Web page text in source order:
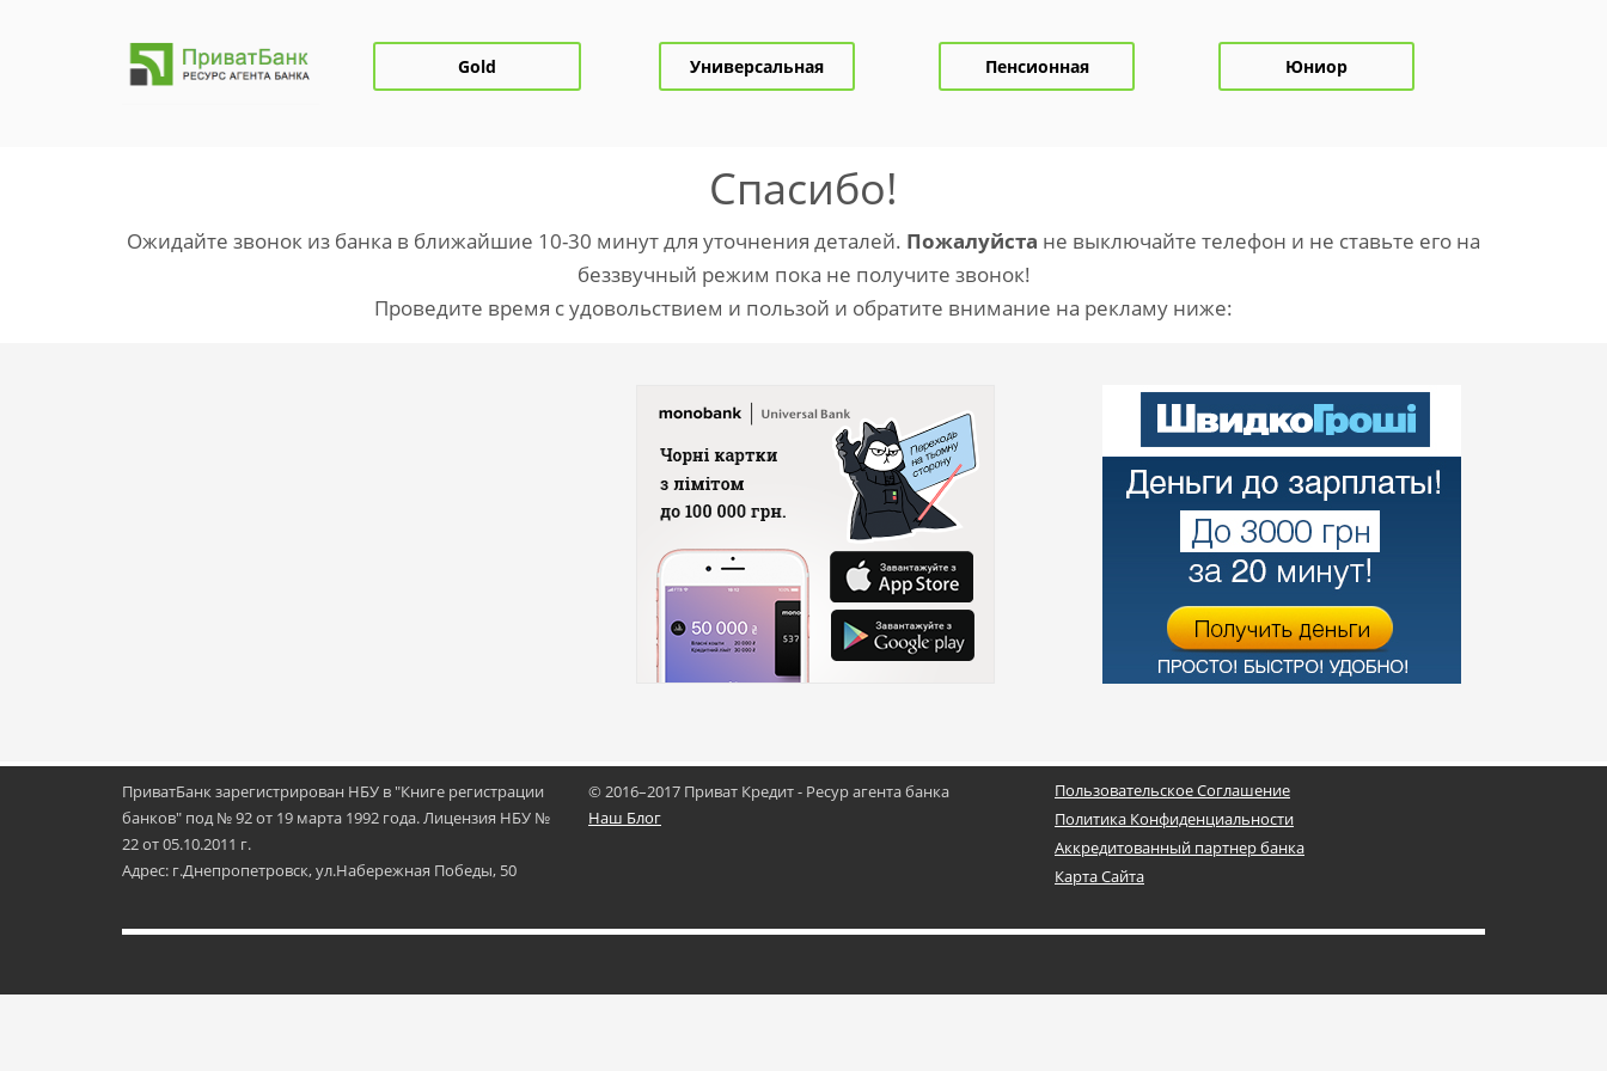
Gold Универсальная Пенсионная Юниор
Спасибо!
Ожидайте звонок из банка в ближайшие 10-30 минут для уточнения деталей. Пожалуйста не выключайте телефон и не ставьте его на
беззвучный режим пока не получите звонок!
Проведите время с удовольствием и пользой и обратите внимание на рекламу ниже:
ПриватБанк зарегистрирован НБУ в "Книге регистрации
банков" под № 92 от 19 марта 1992 года. Лицензия НБУ №
22 от 05.10.2011 г.
Адрес: г.Днепропетровск, ул.Набережная Победы, 50
© 2016–2017 Приват Кредит - Ресур агента банка
Наш Блог
Пользовательское Соглашение
Политика Конфиденциальности
Аккредитованный партнер банка
Карта Сайта